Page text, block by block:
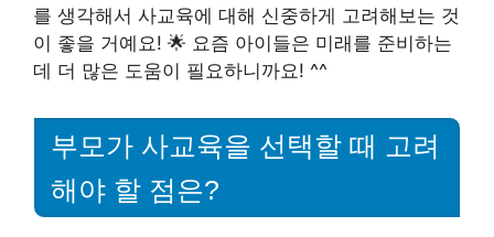
를 생각해서 사교육에 대해 신중하게 고려해보는 것
이 좋을 거예요! 🌟 요즘 아이들은 미래를 준비하는
데 더 많은 도움이 필요하니까요! ^^
부모가 사교육을 선택할 때 고려
해야 할 점은?